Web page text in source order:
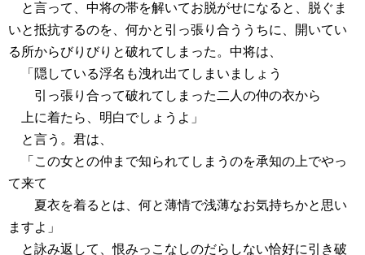
と言って、中将の帯を解いてお脱がせになると、脱ぐま
いと抵抗するのを、何かと引っ張り合ううちに、開いてい
る所からびりびりと破れてしまった。中将は、
「隠している浮名も洩れ出てしまいましょう
引っ張り合って破れてしまった二人の仲の衣から
上に着たら、明白でしょうよ」
と言う。君は、
「この女との仲まで知られてしまうのを承知の上でやっ
て来て
夏衣を着るとは、何と薄情で浅薄なお気持ちかと思い
ますよ」
と詠み返して、恨みっこなしのだらしない恰好に引き破